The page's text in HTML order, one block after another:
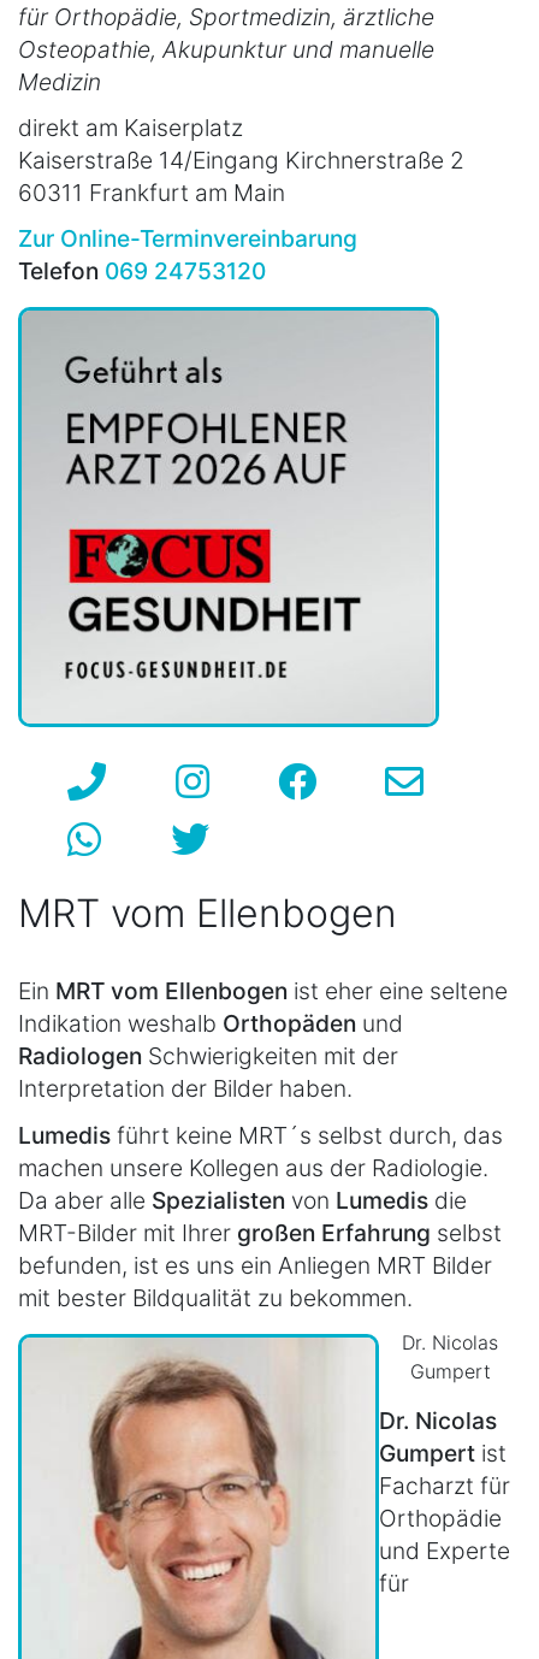
für Orthopädie, Sportmedizin, ärztliche
Osteopathie, Akupunktur und manuelle
Medizin
direkt am Kaiserplatz
Kaiserstraße 14/Eingang Kirchnerstraße 2
60311 Frankfurt am Main
Zur Online-Terminvereinbarung
Telefon 069 24753120
MRT vom Ellenbogen
Ein MRT vom Ellenbogen ist eher eine seltene
Indikation weshalb Orthopäden und
Radiologen Schwierigkeiten mit der
Interpretation der Bilder haben.
Lumedis führt keine MRT´s selbst durch, das
machen unsere Kollegen aus der Radiologie.
Da aber alle Spezialisten von Lumedis die
MRT-Bilder mit Ihrer großen Erfahrung selbst
befunden, ist es uns ein Anliegen MRT Bilder
mit bester Bildqualität zu bekommen.
Dr. Nicolas
Gumpert
Dr. Nicolas
Gumpert ist
Facharzt für
Orthopädie
und Experte
für